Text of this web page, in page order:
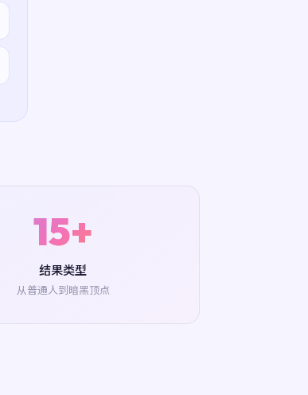
15+
结果类型
从普通人到暗黑顶点